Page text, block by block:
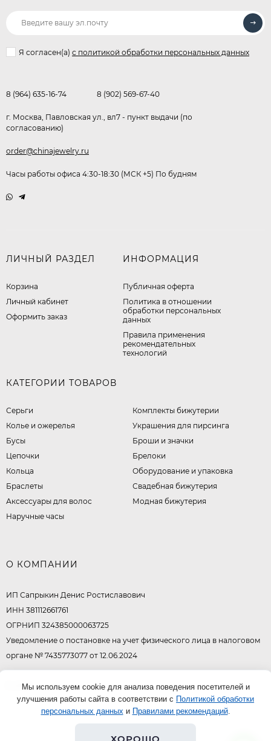
Я согласен(a) с политикой обработки персональных данных
8 (964) 635-16-74 8 (902) 569-67-40
г. Москва, Павловская ул., вл7 - пункт выдачи (по
согласованию)
order@chinajewelry.ru
Часы работы офиса 4:30-18:30 (МСК +5) По будням
ЛИЧНЫЙ РАЗДЕЛ
Корзина
Личный кабинет
Оформить заказ
ИНФОРМАЦИЯ
Публичная оферта
​Политика в отношении
обработки персональных
данных
Правила применения
рекомендательных
технологий
КАТЕГОРИИ ТОВАРОВ
Серьги
Колье и ожерелья
Бусы
Цепочки
Кольца
Браслеты
Аксессуары для волос
Наручные часы
Комплекты бижутерии
Украшения для пирсинга
Броши и значки
Брелоки
Оборудование и упаковка
Свадебная бижутерия
Модная бижутерия
О КОМПАНИИ
ИП Сапрыкин Денис Ростиславович
ИНН 381112661761
ОГРНИП 324385000063725
Уведомление о постановке на учет физического лица в налоговом
органе № 7435773077 от 12.06.2024
© 2026Мы используем cookie для анализа поведения посетителей и
улучшения работы сайта в соответствии с Политикой обработки
персональных данных и Правилами рекомендаций.
ХОРОШО